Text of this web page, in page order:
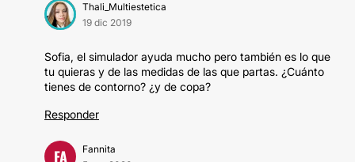
Thali_Multiestetica
19 dic 2019
Sofia, el simulador ayuda mucho pero también es lo que
tu quieras y de las medidas de las que partas. ¿Cuánto
tienes de contorno? ¿y de copa?
Responder
FA
Fannita